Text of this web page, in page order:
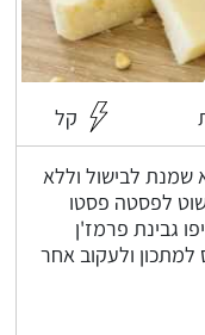
קל
שמנת לבישול וללא
לפסטה פסטו
גבינת פרמז'ן
ולעקוב אחר